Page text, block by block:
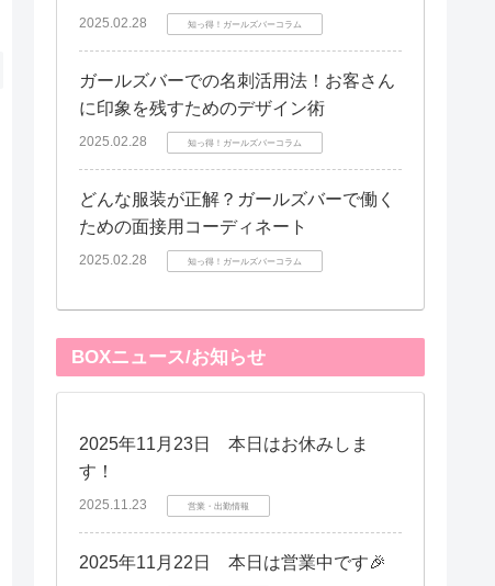
2025.02.28 知っ得！ガールズバーコラム
ガールズバーでの名刺活用法！お客さん
に印象を残すためのデザイン術
2025.02.28 知っ得！ガールズバーコラム
どんな服装が正解？ガールズバーで働く
ための面接用コーディネート
2025.02.28 知っ得！ガールズバーコラム
BOXニュース/お知らせ
2025年11月23日 本日はお休みしま
す！
2025.11.23 営業・出勤情報
2025年11月22日 本日は営業中です🎉